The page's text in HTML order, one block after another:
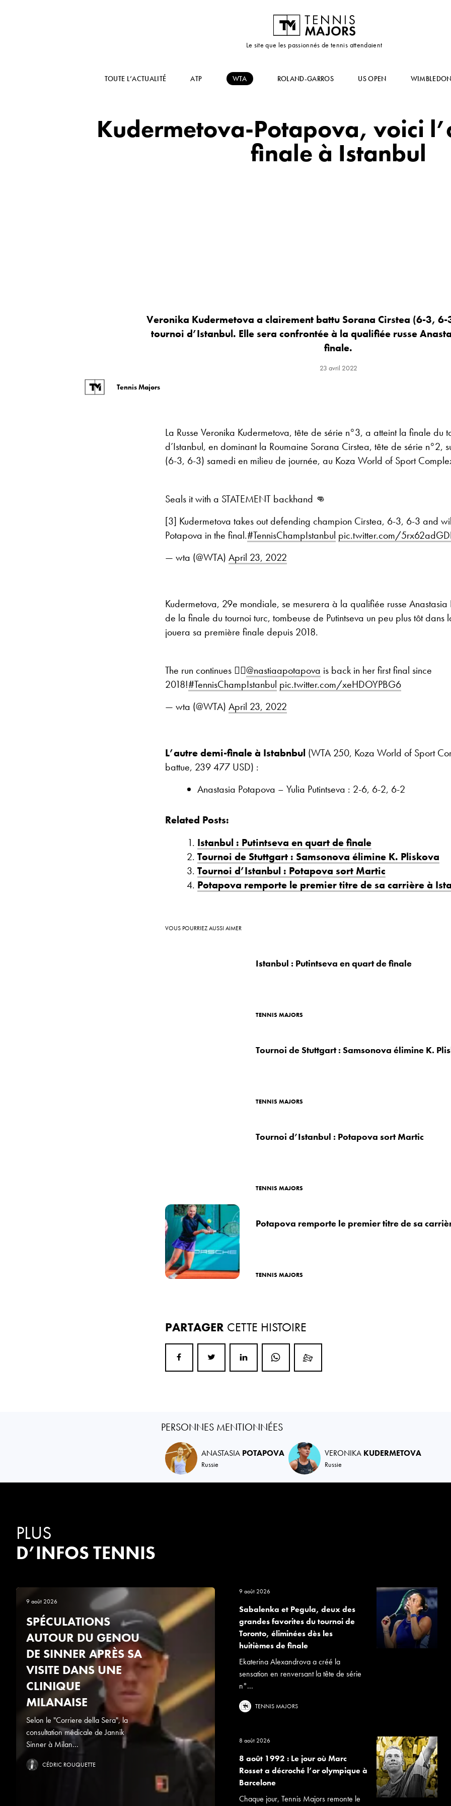
Le site que les passionnés de tennis attendaient
TOUTE L’ACTUALITÉ ATP WTA ROLAND-GARROS US OPEN WIMBLEDON
Kudermetova-Potapova, voici
finale à Istanbul
Veronika Kudermetova a clairement battu Sorana Cirstea (6-3,
tournoi d’Istanbul. Elle sera confrontée à la qualifiée russe
finale.
23 avril 2022
Tennis Majors
La Russe Veronika Kudermetova, tête de série n°3, a atteint la finale du
d’Istanbul, en dominant la Roumaine Sorana Cirstea, tête de série n°2,
(6-3, 6-3) samedi en milieu de journée, au Koza World of Sport
Seals it with a STATEMENT backhand 👊
[3] Kudermetova takes out defending champion Cirstea, 6-3, 6-3 and
Potapova in the final.#TennisChampIstanbul pic.twitter.com/
— wta (@WTA) April 23, 2022
Kudermetova, 29e mondiale, se mesurera à la qualifiée russe Anastasia
de la finale du tournoi turc, tombeuse de Putintseva un peu plus tôt dans
jouera sa première finale depuis 2018.
The run continues 🏃‍♀️@nastiaapotapova is back in her first final since
2018!#TennisChampIstanbul pic.twitter.com/xeHDOYPBG6
— wta (@WTA) April 23, 2022
L’autre demi-finale à Istabnbul (WTA 250, Koza World of Sport
battue, 239 477 USD) :
Anastasia Potapova – Yulia Putintseva : 2-6, 6-2, 6-2
Related Posts:
Istanbul : Putintseva en quart de finale
Tournoi de Stuttgart : Samsonova élimine K. Pliskova
Tournoi d’Istanbul : Potapova sort Martic
Potapova remporte le premier titre de sa carrière à
VOUS POURRIEZ AUSSI AIMER
Istanbul : Putintseva en quart de finale
TENNIS MAJORS
Tournoi de Stuttgart : Samsonova élimine K.
TENNIS MAJORS
Tournoi d’Istanbul : Potapova sort Martic
TENNIS MAJORS
Potapova remporte le premier titre de sa
TENNIS MAJORS
PARTAGER CETTE HISTOIRE
PERSONNES MENTIONNÉES
ANASTASIA POTAPOVA
Russie
VERONIKA KUDERMETOVA
Russie
PLUS
D’INFOS TENNIS
9 août 2026
SPÉCULATIONS
AUTOUR DU GENOU
DE SINNER APRÈS SA
VISITE DANS UNE
CLINIQUE
MILANAISE
Selon le "Corriere della Sera", la
consultation médicale de Jannik
Sinner à Milan...
CÉDRIC ROUQUETTE
9 août 2026
Sabalenka et Pegula, deux des
grandes favorites du tournoi de
Toronto, éliminées dès les
huitièmes de finale
Ekaterina Alexandrova a créé la
sensation en renversant la tête de série
n°...
TENNIS MAJORS
8 août 2026
8 août 1992 : Le jour où Marc
Rosset a décroché l’or olympique à
Barcelone
Chaque jour, Tennis Majors remonte le